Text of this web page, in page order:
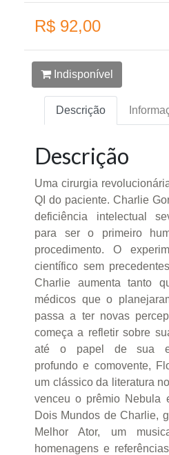
R$ 92,00
Indisponível
Descrição
Descrição
Uma cirurgia
QI do paciente. Charlie
deficiência intelectual
para ser o primeiro
procedimento. O
científico sem
Charlie aumenta tanto
médicos que o
passa a ter novas
começa a refletir sobre
até o papel de sua
profundo e comovente,
um clássico da literatura
venceu o prêmio Nebula
Dois Mundos de Charlie,
Melhor Ator, um
homenagens e